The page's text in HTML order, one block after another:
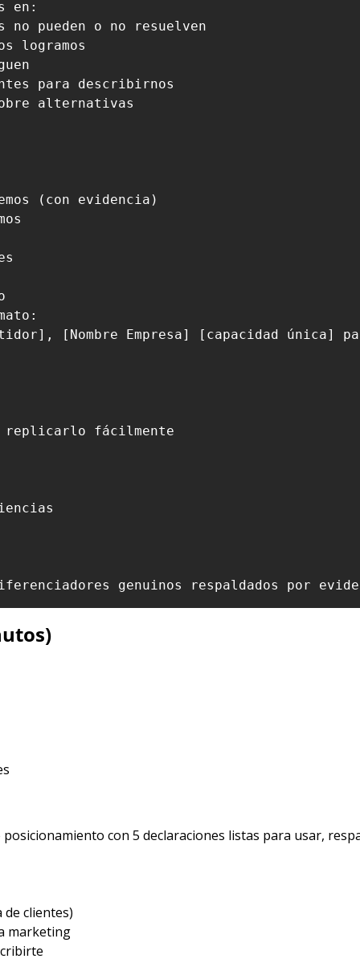
en:
no pueden o no resuelven
logramos
para describirnos
alternativas
(con evidencia)
[Nombre Empresa] [capacidad
replicarlo fácilmente
genuinos respaldados por
con 5 declaraciones listas para usar,
clientes)
marketing